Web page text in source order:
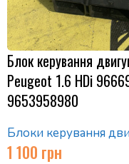
Блок керування
Peugeot 1.6 HDi
9653958980
Блоки керування
1 100 грн